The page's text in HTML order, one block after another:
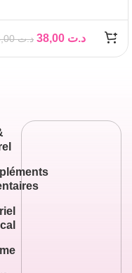
د.ت45,00 د.ت